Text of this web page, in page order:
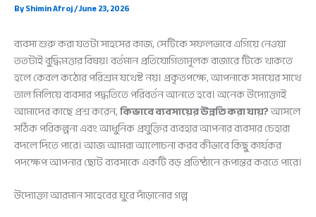
ByShimin Afroj/June 23, 2026
ব্যবসা শুরু করা যতটা সাহসের কাজ, সেটিকে সফলভাবে এগিয়ে নেওয়া
ততটাই বুদ্ধিমত্তার বিষয়। বর্তমান প্রতিযোগিতামূলক বাজারে টিকে থাকতে
হলে কেবল কঠোর পরিশ্রম যথেষ্ট নয়। প্রকৃতপক্ষে, আপনাকে সময়ের সাথে
তাল মিলিয়ে ব্যবসার পদ্ধতিতে পরিবর্তন আনতে হবে। অনেক উদ্যোক্তাই
আমাদের কাছে প্রশ্ন করেন,কিভাবে ব্যবসায়ের উন্নতি করা যায়?আসলে
সঠিক পরিকল্পনা এবং আধুনিক প্রযুক্তির ব্যবহার আপনার ব্যবসার চেহারা
বদলে দিতে পারে। আজ আমরা আলোচনা করব কীভাবে কিছু কার্যকর
পদক্ষেপ আপনার ছোট ব্যবসাকে একটি বড় প্রতিষ্ঠানে রূপান্তর করতে পারে।
উদ্যোক্তা আরমান সাহেবের ঘুরে দাঁড়ানোর গল্প